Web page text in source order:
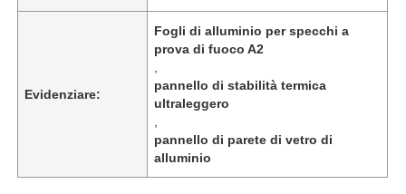
Evidenziare:
Fogli di alluminio per specchi a
prova di fuoco A2
pannello di stabilità termica
ultraleggero
pannello di parete di vetro di
alluminio